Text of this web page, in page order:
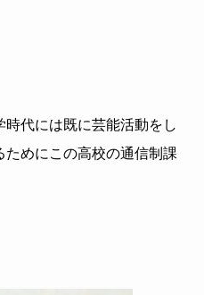
代には既に芸能活動をし
めにこの高校の通信制課